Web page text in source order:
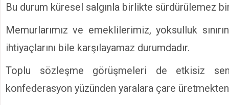
Bu durum küresel salgınla birlikte sürdürülemez
Memurlarımız ve emeklilerimiz, yoksulluk
ihtiyaçlarını bile karşılayamaz durumdadır.
Toplu sözleşme görüşmeleri de etkisiz
konfederasyon yüzünden yaralara çare